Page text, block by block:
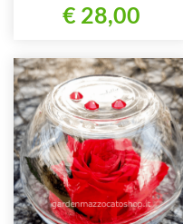
€ 28,00